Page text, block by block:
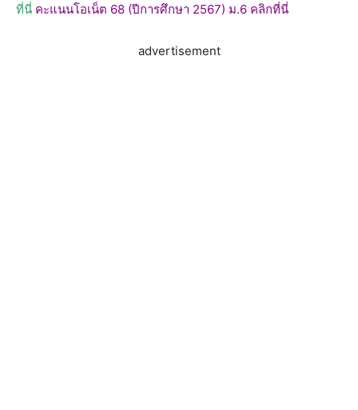
ที่นี่ คะแนนโอเน็ต 68 (ปีการศึกษา 2567) ม.6 คลิกที่นี่
advertisement